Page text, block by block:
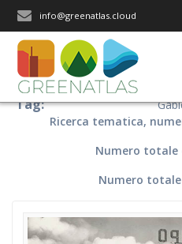
info@greenatlas.cloud
Tag:
Ricerca tematica,
Numero totale
Numero totale